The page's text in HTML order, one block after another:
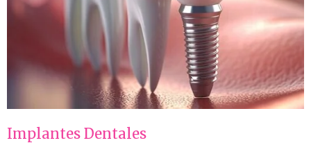
Implantes Dentales